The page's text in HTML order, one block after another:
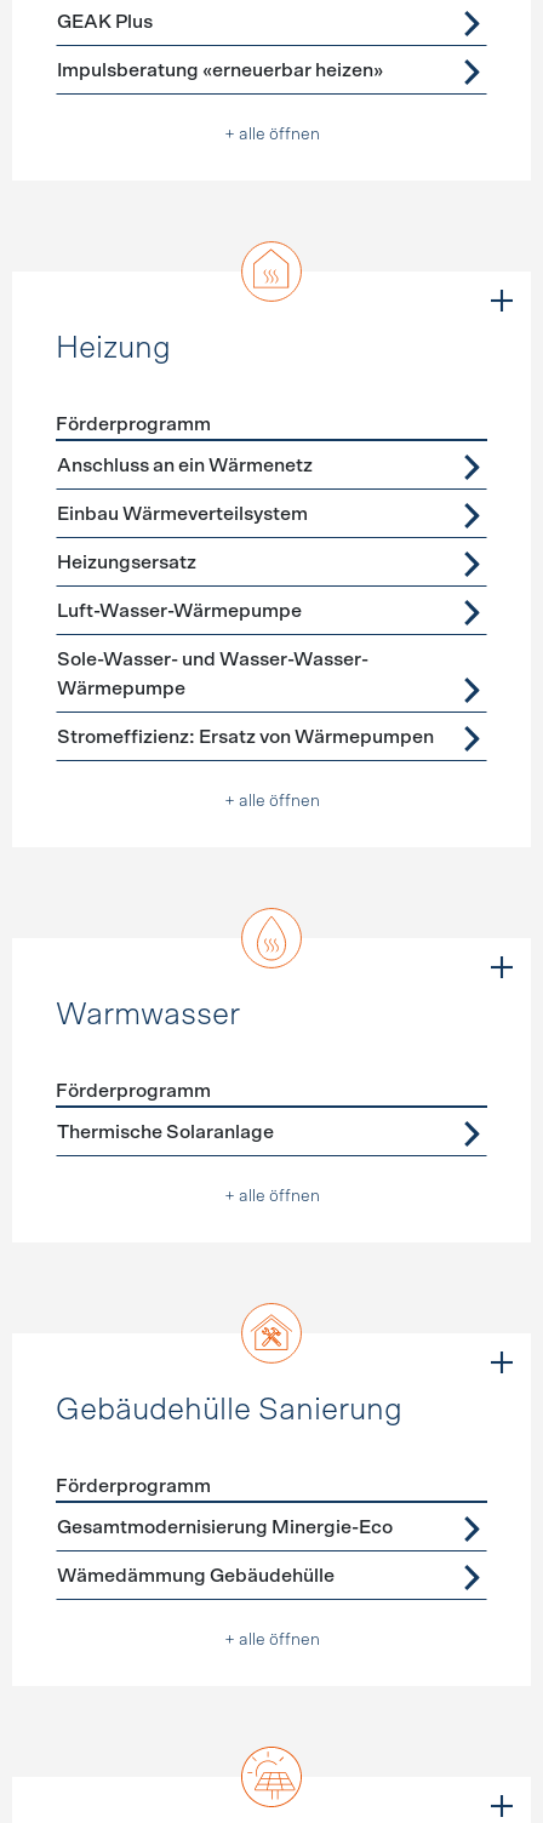
Förderprogramme
GEAK Plus
Impulsberatung «erneuerbar heizen»
+ alle öffnen
Heizung
Förderprogramme Heizung
Förderprogramm
Anschluss an ein Wärmenetz
Einbau Wärmeverteilsystem
Heizungsersatz
Luft-Wasser-Wärmepumpe
Sole-Wasser- und Wasser-Wasser-
Wärmepumpe
Stromeffizienz: Ersatz von Wärmepumpen
+ alle öffnen
Warmwasser
Förderprogramme Warmwasser
Förderprogramm
Thermische Solaranlage
+ alle öffnen
Gebäudehülle Sanierung
Förderprogramme Gebäudehülle Sanierung
Förderprogramm
Gesamtmodernisierung Minergie-Eco
Wämedämmung Gebäudehülle
+ alle öffnen